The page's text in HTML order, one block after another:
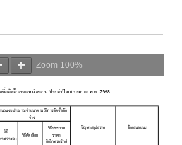
Zoom 100%